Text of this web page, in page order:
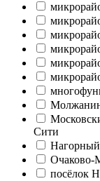
Сити
Очаково-
посёлок